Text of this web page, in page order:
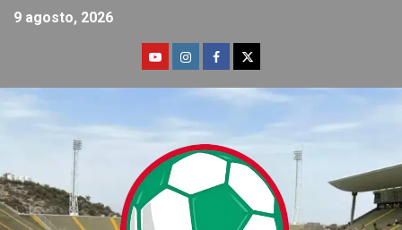
9 agosto, 2026